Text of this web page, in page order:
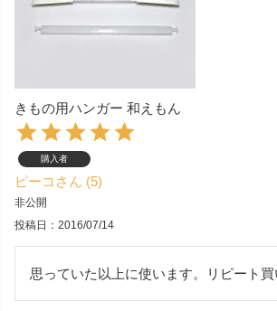
きもの用ハンガー 和えもん
購入者
ピーコ 5
非公開
投稿日
2016/07/14
思っていた以上に使います。リピート買